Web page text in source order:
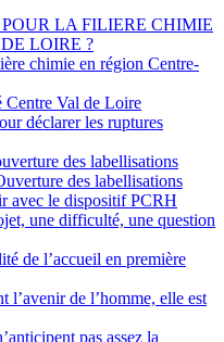
LA FILIERE CHIMIE
LOIRE ?
chimie en région Centre-
Centre Val de Loire
déclarer les ruptures
des labellisations
des labellisations
avec le dispositif PCRH
une difficulté, une question
de l’accueil en première
l’avenir de l’homme, elle est
pas assez la